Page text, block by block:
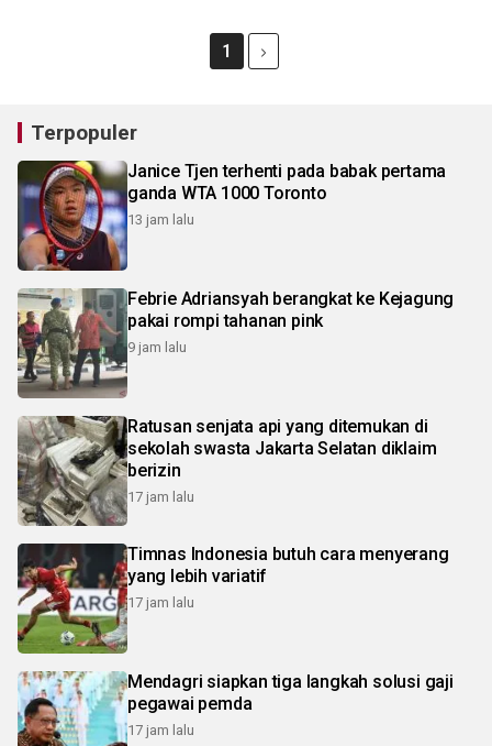
1
Terpopuler
Janice Tjen terhenti pada babak pertama
ganda WTA 1000 Toronto
13 jam lalu
Febrie Adriansyah berangkat ke Kejagung
pakai rompi tahanan pink
9 jam lalu
Ratusan senjata api yang ditemukan di
sekolah swasta Jakarta Selatan diklaim
berizin
17 jam lalu
Timnas Indonesia butuh cara menyerang
yang lebih variatif
17 jam lalu
Mendagri siapkan tiga langkah solusi gaji
pegawai pemda
17 jam lalu